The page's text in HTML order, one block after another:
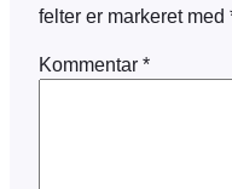
felter er markeret med
Kommentar *